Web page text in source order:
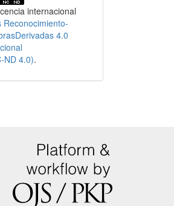
internacional
4.0
ND 4.0).